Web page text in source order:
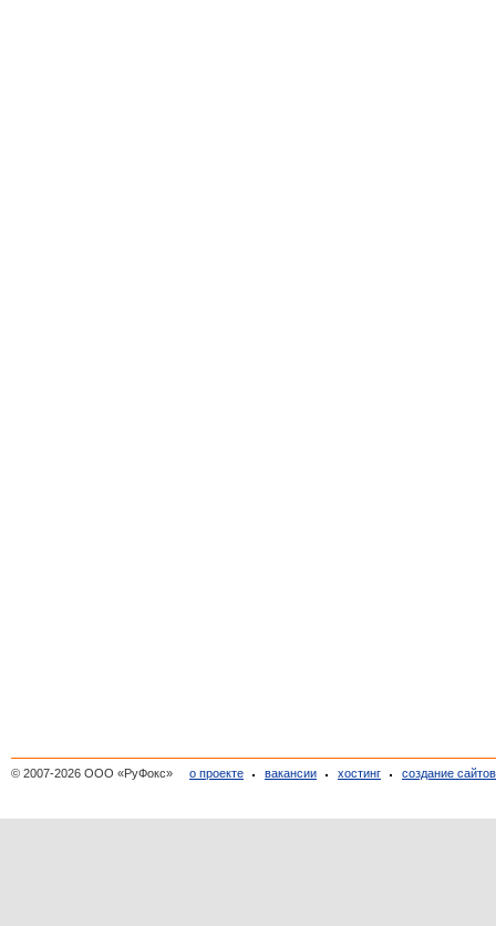
© 2007-2026 ООО «РуФокс» о проекте вакансии хостинг создание сайтов